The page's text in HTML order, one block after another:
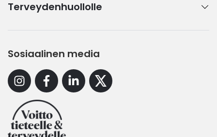
Terveydenhuollolle
Sosiaalinen media
InstagramFacebookLinkedinX